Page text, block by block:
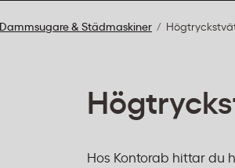
Dammsugare & Städmaskiner
Hos Kontorab hittar du